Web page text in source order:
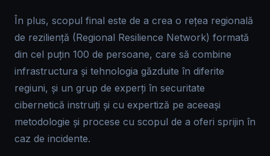
În plus, scopul final este de a crea o rețea regională
de reziliență (Regional Resilience Network) formată
din cel puțin 100 de persoane, care să combine
infrastructura și tehnologia găzduite în diferite
regiuni, și un grup de experți în securitate
cibernetică instruiți și cu expertiză pe aceeași
metodologie și procese cu scopul de a oferi sprijin în
caz de incidente.